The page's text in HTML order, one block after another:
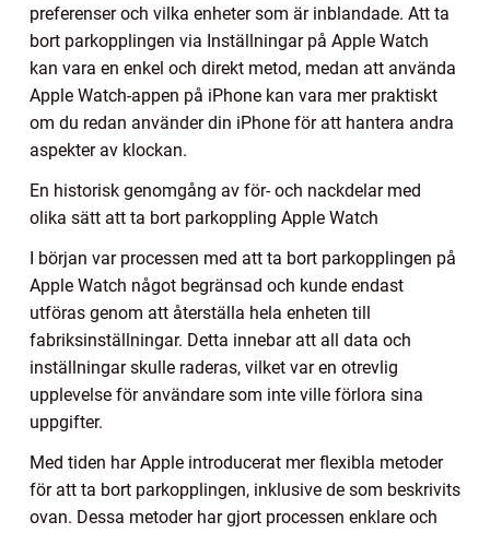
preferenser och vilka enheter som är inblandade. Att ta
bort parkopplingen via Inställningar på Apple Watch
kan vara en enkel och direkt metod, medan att använda
Apple Watch-appen på iPhone kan vara mer praktiskt
om du redan använder din iPhone för att hantera andra
aspekter av klockan.
En historisk genomgång av för- och nackdelar med
olika sätt att ta bort parkoppling Apple Watch
I början var processen med att ta bort parkopplingen på
Apple Watch något begränsad och kunde endast
utföras genom att återställa hela enheten till
fabriksinställningar. Detta innebar att all data och
inställningar skulle raderas, vilket var en otrevlig
upplevelse för användare som inte ville förlora sina
uppgifter.
Med tiden har Apple introducerat mer flexibla metoder
för att ta bort parkopplingen, inklusive de som beskrivits
ovan. Dessa metoder har gjort processen enklare och